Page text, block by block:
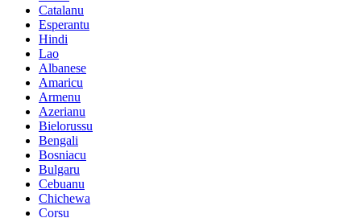
Catalanu
Esperantu
Hindi
Lao
Albanese
Amaricu
Armenu
Azerianu
Bielorussu
Bengali
Bosniacu
Bulgaru
Cebuanu
Chichewa
Corsu